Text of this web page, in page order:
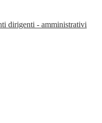
dirigenti - amministrativi